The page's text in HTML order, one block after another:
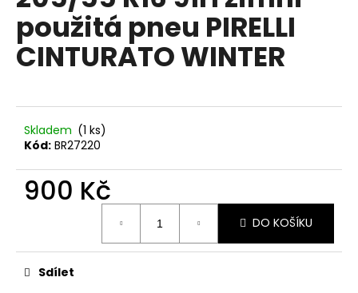
5
hvězdiček.
použitá pneu PIRELLI
CINTURATO WINTER
Skladem (1 ks)
Kód: BR27220
900 Kč
DO KOŠÍKU
Sdílet
a
j
í
?
D
o